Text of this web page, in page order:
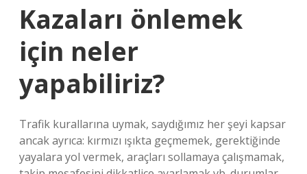
Kazaları önlemek
için neler
yapabiliriz?
Trafik kurallarına uymak, saydığımız her şeyi kapsar
ancak ayrıca: kırmızı ışıkta geçmemek, gerektiğinde
yayalara yol vermek, araçları sollamaya çalışmamak,